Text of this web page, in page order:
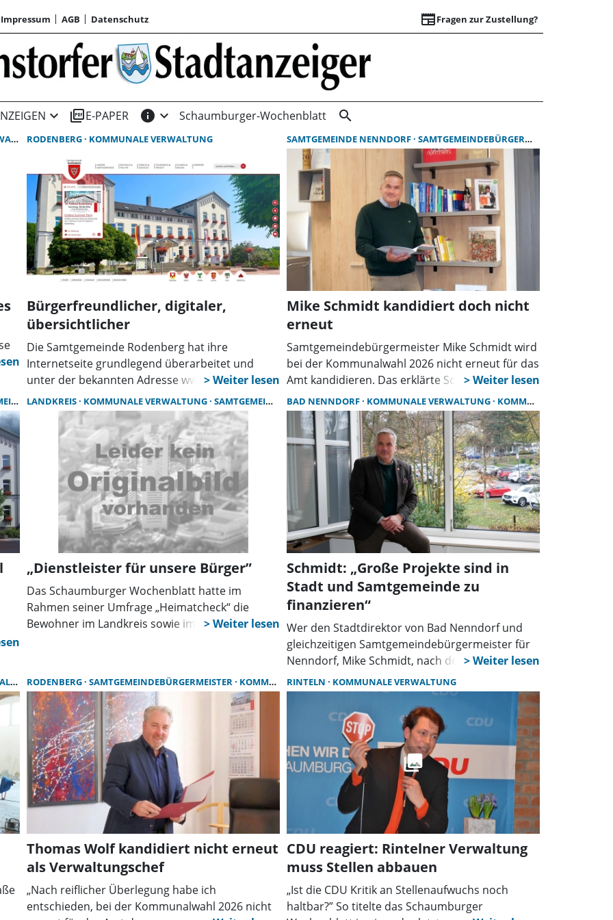
Impressum AGB Datenschutz newspaperFragen zur Zustellung?
Suchergebnisse |
expand_more picture_as_pdfE-PAPER info expand_more Schaumburger-Wochenblatt search
RODENBERG KOMMUNALE VERWALTUNG
Bürgerfreundlicher, digitaler,
übersichtlicher
Die Samtgemeinde Rodenberg hat ihre
Internetseite grundlegend überarbeitet und
unter der bekannten Adresse www.rodenberg.de
reigeschaltet. Ziel des Relaunchs ist eine bessere
Benutzerführung: Informationen und
Dienstleistungen sollen schneller und intuitiver
auffindbar sein.
SAMTGEMEINDE NENNDORF SAMTGEMEINDEBÜRGERMEISTER
Mike Schmidt kandidiert doch nicht
erneut
Samtgemeindebürgermeister Mike Schmidt wird
bei der Kommunalwahl 2026 nicht erneut für das
Amt kandidieren. Das erklärte Schmidt in einer
heute veröffentlichten Pressemitteilung. Zuvor
hat er alle Verwaltungsmitarbeitenden über
diese persönliche Entscheidung informiert.
LANDKREIS KOMMUNALE VERWALTUNG SAMTGEMEINDE
„Dienstleister für unsere Bürger”
Das Schaumburger Wochenblatt hatte im
Rahmen seiner Umfrage „Heimatcheck“ die
Bewohner im Landkreis sowie im Raum Wunstorf
erreichten eine Bewertung in der oberen Hälfte
der Skala, es ragten jedoch die Samtgemeinden
Eilsen, Nenndorf und Niedernwöhren heraus.
BAD NENNDORF KOMMUNALE VERWALTUNG KOMMUNALPOLITIK
Schmidt: „Große Projekte sind in
Stadt und Samtgemeinde zu
finanzieren“
Wer den Stadtdirektor von Bad Nenndorf und
gleichzeitigen Samtgemeindebürgermeister für
Nenndorf, Mike Schmidt, nach den
Schwerpunkten für das Jahr 2026 befragt, erhält
prompt als ersten Punkt die Feststellung zur
Antwort: „Da brauche ich gar nicht
nachzudenken, dass ist zunächst die
Fertigstellung und pünktliche Eröffnung der
Landesgartenschau am 29. April 2026. Dass wir
mit ihr eine gute Veranstaltung für die gesamte
Region auf die Beine stellen, die auch im
Kostenrahmen bleiben soll, was zurzeit gut
aussieht.“
RODENBERG SAMTGEMEINDEBÜRGERMEISTER KOMMUNALE VERWALTUNG
Thomas Wolf kandidiert nicht erneut
als Verwaltungschef
„Nach reiflicher Überlegung habe ich
entschieden, bei der Kommunalwahl 2026 nicht
RINTELN KOMMUNALE VERWALTUNG
CDU reagiert: Rintelner Verwaltung
muss Stellen abbauen
„Ist die CDU Kritik an Stellenaufwuchs noch
haltbar?” So titelte das Schaumburger